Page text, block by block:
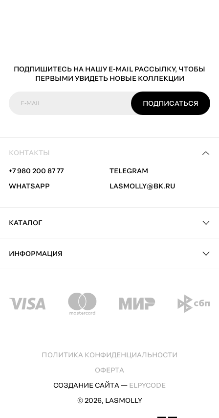
ПОДПИШИТЕСЬ НА НАШУ E-MAIL РАССЫЛКУ, ЧТОБЫ
ПЕРВЫМИ УВИДЕТЬ НОВЫЕ КОЛЛЕКЦИИ
E-MAIL ПОДПИСАТЬСЯ
КОНТАКТЫ
+7 980 200 87 77
TELEGRAM
WHATSAPP
LASMOLLY@BK.RU
КАТАЛОГ
ИНФОРМАЦИЯ
© 2026, LASMOLLY
ПОЛИТИКА КОНФИДЕНЦИАЛЬНОСТИ
ОФЕРТА
СОЗДАНИЕ САЙТА — ELPYCODE